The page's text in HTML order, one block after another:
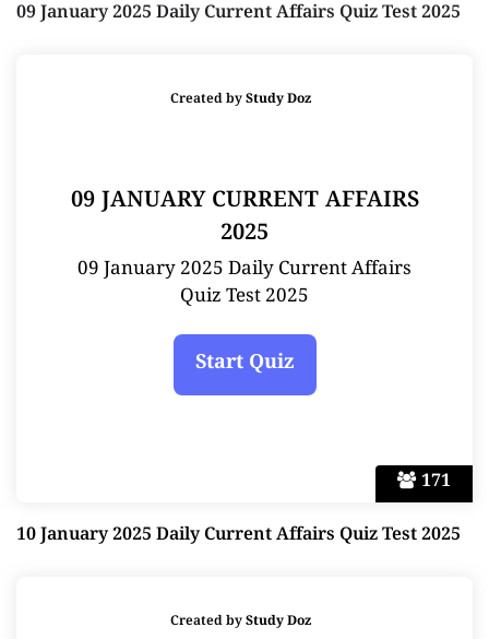
09 January 2025 Daily Current Affairs Quiz Test 2025
171
Created byStudy Doz
09 JANUARY CURRENT AFFAIRS
2025
09 January 2025 Daily Current Affairs
Quiz Test 2025
10 January 2025 Daily Current Affairs Quiz Test 2025
Created byStudy Doz